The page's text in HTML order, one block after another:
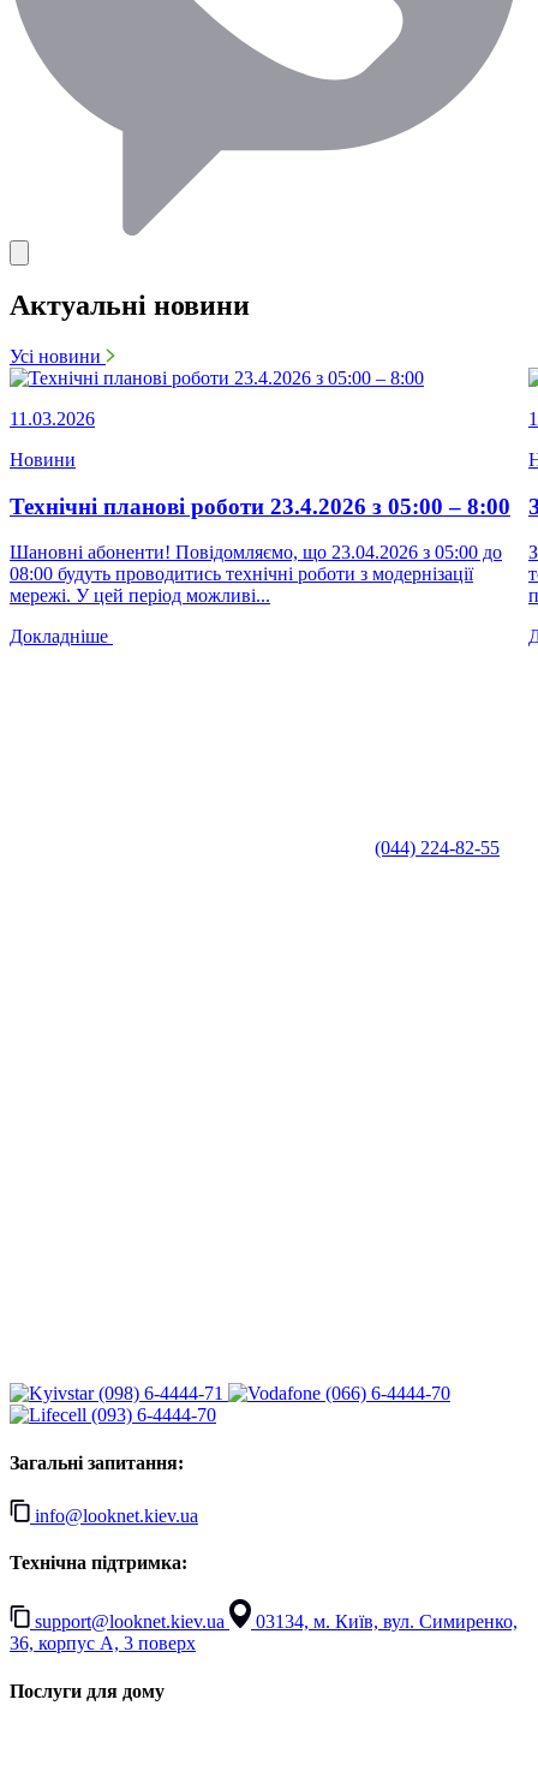
Актуальні новини
Усі новини
11.03.2026
Новини
Технічні планові роботи 23.4.2026 з 05:00 – 8:00
Шановні абоненти! Повідомляємо, що 23.04.2026 з 05:00 до
08:00 будуть проводитись технічні роботи з модернізації
мережі. У цей період можливі...
Докладніше
(044) 224-82-55
(098) 6-4444-71
(066) 6-4444-70
(093) 6-4444-70
Загальні запитання:
info@looknet.kiev.ua
Технічна підтримка:
support@looknet.kiev.ua
03134, м. Київ, вул. Симиренко,
36, корпус А, 3 поверх
Послуги для дому